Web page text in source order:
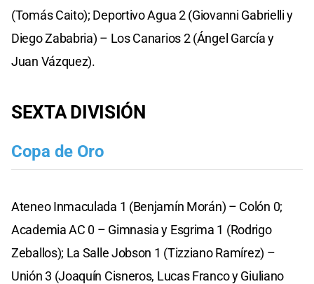
(Tomás Caito); Deportivo Agua 2 (Giovanni Gabrielli y
Diego Zababria) – Los Canarios 2 (Ángel García y
Juan Vázquez).
SEXTA DIVISIÓN
Copa de Oro
Ateneo Inmaculada 1 (Benjamín Morán) – Colón 0;
Academia AC 0 – Gimnasia y Esgrima 1 (Rodrigo
Zeballos); La Salle Jobson 1 (Tizziano Ramírez) –
Unión 3 (Joaquín Cisneros, Lucas Franco y Giuliano